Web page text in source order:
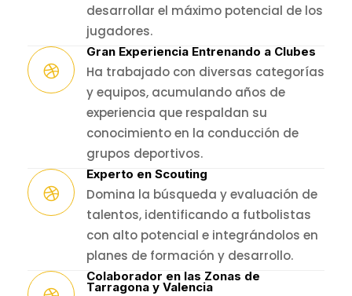
desarrollar el máximo potencial de los
jugadores.
Gran Experiencia Entrenando a Clubes
Ha trabajado con diversas categorías
y equipos, acumulando años de
experiencia que respaldan su
conocimiento en la conducción de
grupos deportivos.
Experto en Scouting
Domina la búsqueda y evaluación de
talentos, identificando a futbolistas
con alto potencial e integrándolos en
planes de formación y desarrollo.
Colaborador en las Zonas de
Tarragona y Valencia